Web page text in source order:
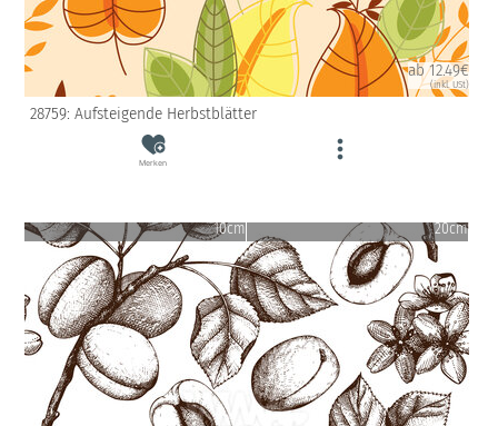
ab 12.49€
(inkl. USt)
28759: Aufsteigende Herbstblätter
Merken
10cm 20cm